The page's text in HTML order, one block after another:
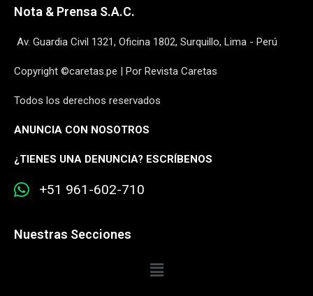
Nota & Prensa S.A.C.
Av. Guardia Civil 1321, Oficina 1802, Surquillo, Lima - Perú
Copyright ©caretas.pe | Por Revista Caretas
Todos los derechos reservados
ANUNCIA CON NOSOTROS
¿TIENES UNA DENUNCIA? ESCRÍBENOS
+51 961-602-710
Nuestras Secciones